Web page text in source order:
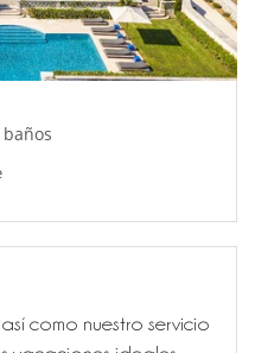
como nuestro servicio